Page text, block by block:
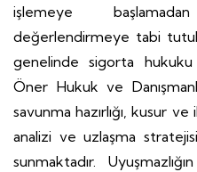
işlemeye
değerlendirmeye tabi
genelinde sigorta
Öner Hukuk ve
savunma hazırlığı, kusur
analizi ve uzlaşma
sunmaktadır.